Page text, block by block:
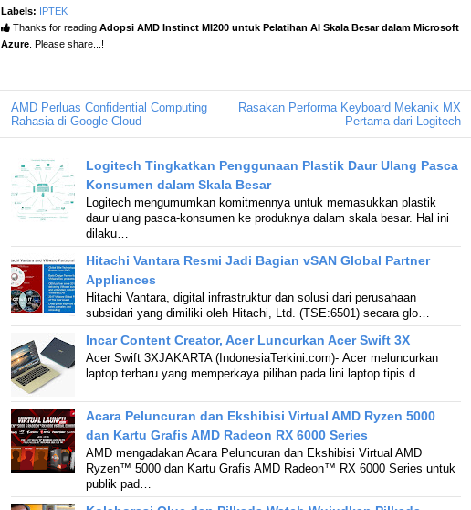
Labels: IPTEK
Thanks for reading Adopsi AMD Instinct MI200 untuk Pelatihan AI Skala Besar dalam Microsoft
Azure . Please share...!
AMD Perluas Confidential Computing
Rahasia di Google Cloud
Rasakan Performa Keyboard Mekanik MX
Pertama dari Logitech
Logitech Tingkatkan Penggunaan Plastik Daur Ulang Pasca
Konsumen dalam Skala Besar
Logitech mengumumkan komitmennya untuk memasukkan plastik
daur ulang pasca-konsumen ke produknya dalam skala besar. Hal ini
dilaku…
Hitachi Vantara Resmi Jadi Bagian vSAN Global Partner
Appliances
Hitachi Vantara, digital infrastruktur dan solusi dari perusahaan
subsidari yang dimiliki oleh Hitachi, Ltd. (TSE:6501) secara glo…
Incar Content Creator, Acer Luncurkan Acer Swift 3X
Acer Swift 3XJAKARTA (IndonesiaTerkini.com)- Acer meluncurkan
laptop terbaru yang memperkaya pilihan pada lini laptop tipis d…
Acara Peluncuran dan Ekshibisi Virtual AMD Ryzen 5000
dan Kartu Grafis AMD Radeon RX 6000 Series
AMD mengadakan Acara Peluncuran dan Ekshibisi Virtual AMD
Ryzen™ 5000 dan Kartu Grafis AMD Radeon™ RX 6000 Series untuk
publik pad…